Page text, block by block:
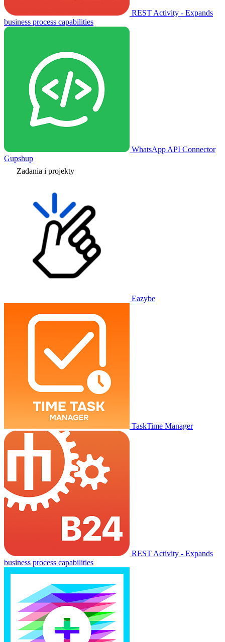
REST Activity - Expands
business process capabilities
WhatsApp API Connector
Gupshup
Zadania i projekty
Eazybe
TaskTime Manager
REST Activity - Expands
business process capabilities